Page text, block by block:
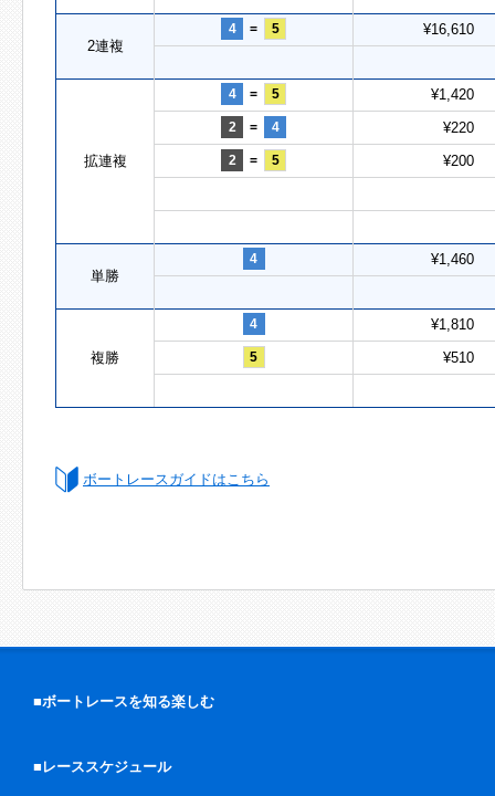
2連複
4 = 5 ¥16,610
拡連複
4 = 5 ¥1,420
2 = 4 ¥220
2 = 5 ¥200
単勝
4 ¥1,460
複勝
4 ¥1,810
5 ¥510
ボートレースガイドはこちら
■ボートレースを知る楽しむ
■レーススケジュール